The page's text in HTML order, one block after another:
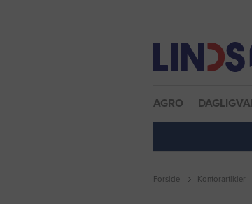
AGRO
Forside Kontorartikler